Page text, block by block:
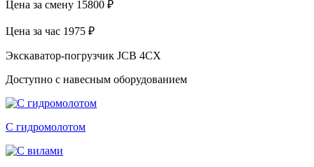
Цена за смену 15800 ₽
Цена за час 1975 ₽
Экскаватор-погрузчик JCB 4CX
Доступно с навесным оборудованием
С гидромолотом